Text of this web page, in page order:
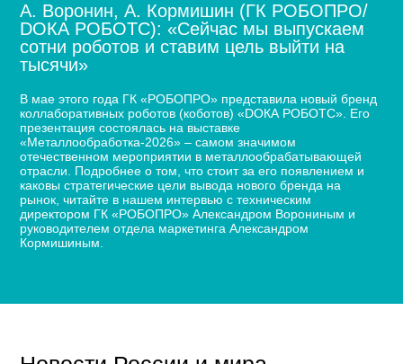
А. Воронин, А. Кормишин (ГК РОБОПРО/
DOКА РОБОТС): «Сейчас мы выпускаем
сотни роботов и ставим цель выйти на
тысячи»
В мае этого года ГК «РОБОПРО» представила новый бренд
коллаборативных роботов (коботов) «DОКА РОБОТС». Его
презентация состоялась на выставке
«Металлообработка-2026» – самом значимом
отечественном мероприятии в металлообрабатывающей
отрасли. Подробнее о том, что стоит за его появлением и
каковы стратегические цели вывода нового бренда на
рынок, читайте в нашем интервью с техническим
директором ГК «РОБОПРО» Александром Ворониным и
руководителем отдела маркетинга Александром
Кормишиным.